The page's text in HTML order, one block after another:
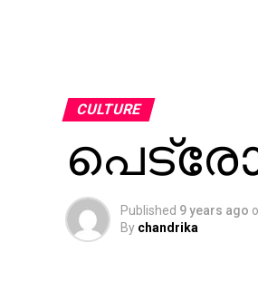
CULTURE
Published 9 years ago
By chandrika